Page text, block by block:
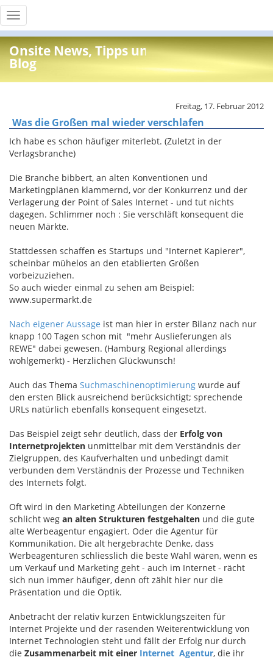
Toggle
navigation
Onsite News, Tipps und Info
Blog
Freitag, 17. Februar 2012
Was die Großen mal wieder verschlafen
Ich habe es schon häufiger miterlebt. (Zuletzt in der
Verlagsbranche)
Die Branche bibbert, an alten Konventionen und
Marketingplänen klammernd, vor der Konkurrenz und der
Verlagerung der Point of Sales Internet - und tut nichts
dagegen. Schlimmer noch : Sie verschläft konsequent die
neuen Märkte.
Stattdessen schaffen es Startups und "Internet Kapierer",
scheinbar mühelos an den etablierten Größen
vorbeizuziehen.
So auch wieder einmal zu sehen am Beispiel:
www.supermarkt.de
Nach eigener Aussage ist man hier in erster Bilanz nach nur
knapp 100 Tagen schon mit "mehr Auslieferungen als
REWE" dabei gewesen. (Hamburg Regional allerdings
wohlgemerkt) - Herzlichen Glückwunsch!
Auch das Thema Suchmaschinenoptimierung wurde auf
den ersten Blick ausreichend berücksichtigt; sprechende
URLs natürlich ebenfalls konsequent eingesetzt.
Das Beispiel zeigt sehr deutlich, dass der Erfolg von
Internetprojekten unmittelbar mit dem Verständnis der
Zielgruppen, des Kaufverhalten und unbedingt damit
verbunden dem Verständnis der Prozesse und Techniken
des Internets folgt.
Oft wird in den Marketing Abteilungen der Konzerne
schlicht weg an alten Strukturen festgehalten und die gute
alte Werbeagentur engagiert. Oder die Agentur für
Kommunikation. Die alt hergebrachte Denke, dass
Werbeagenturen schliesslich die beste Wahl wären, wenn es
um Verkauf und Marketing geht - auch im Internet - rächt
sich nun immer häufiger, denn oft zählt hier nur die
Präsentation und die Optik.
Anbetracht der relativ kurzen Entwicklungszeiten für
Internet Projekte und der rasenden Weiterentwicklung von
Internet Technologien steht und fällt der Erfolg nur durch
die Zusammenarbeit mit einer Internet Agentur, die ihr